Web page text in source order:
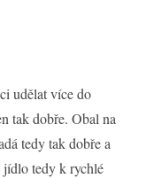
udělat více do
tak dobře. Obal na
tedy tak dobře a
jídlo tedy k rychlé